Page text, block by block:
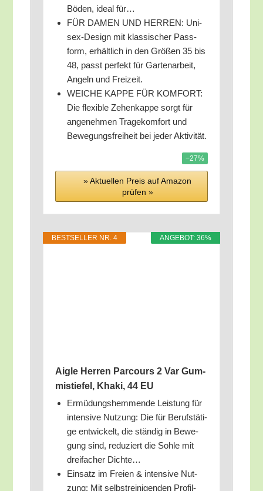
Böden, ide­al für…
FÜR DAMEN UND HERREN: Uni­
sex-Design mit klas­si­scher Pass­
form, erhält­lich in den Grö­ßen 35 bis
48, passt per­fekt für Gar­ten­ar­beit,
Angeln und Freizeit.
WEICHE KAPPE FÜR KOMFORT:
Die fle­xi­ble Zehen­kap­pe sorgt für
ange­neh­men Tra­ge­kom­fort und
Bewe­gungs­frei­heit bei jeder Aktivität.
−27%
» Aktu­el­len Preis auf Ama­zon
prü­fen »
ANGE­BOT: 36%
BEST­SEL­LER NR. 4
Aigle Her­ren Par­cours 2 Var Gum­
mi­stie­fel, Kha­ki, 44 EU
Ermü­dungs­hem­men­de Leis­tung für
inten­si­ve Nut­zung: Die für Berufs­tä­ti­
ge ent­wi­ckelt, die stän­dig in Bewe­
gung sind, redu­ziert die Soh­le mit
drei­fa­cher Dichte…
Ein­satz im Frei­en & inten­si­ve Nut­
zung: Mit selbst­rei­ni­gen­den Pro­fil­